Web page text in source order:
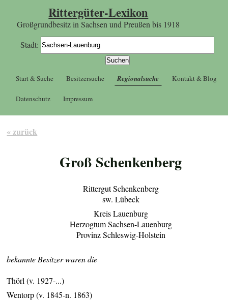
Rittergüter-Lexikon
Großgrundbesitz in Sachsen und Preußen bis 1918
Stadt:
Start & Suche Besitzersuche Regionalsuche Kontakt & Blog
Datenschutz Impressum
« zurück
Groß Schenkenberg
Rittergut Schenkenberg
sw. Lübeck
Kreis Lauenburg
Herzogtum Sachsen-Lauenburg
Provinz Schleswig-Holstein
bekannte Besitzer waren die
Thörl (v. 1927-...)
Wentorp (v. 1845-n. 1863)